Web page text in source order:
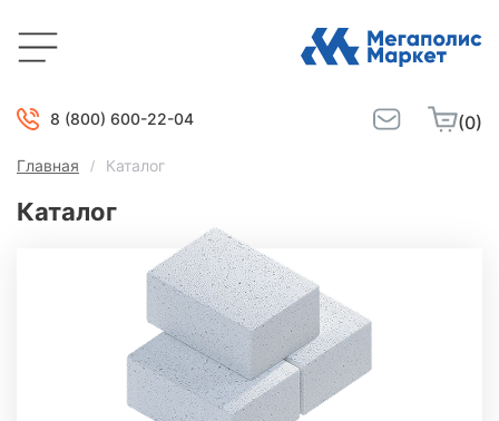
8 (800) 600-22-04 (0)
Главная Каталог
Каталог